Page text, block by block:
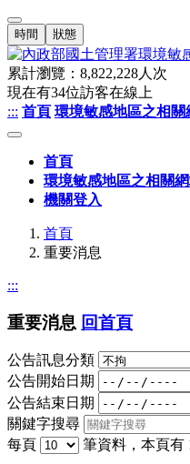
時間 狀態
累計瀏覽： 8,822,228人次
現在有34位訪客在線上
::: 首頁 環境敏感地區之相關
首頁
環境敏感地區之相關
機關登入
首頁
重要消息
:::
重要消息 回首頁
公告訊息分類
公告開始日期
公告結束日期
關鍵字搜尋
每頁
筆資料，本頁有